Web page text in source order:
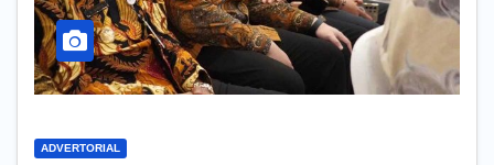
ADVERTORIAL